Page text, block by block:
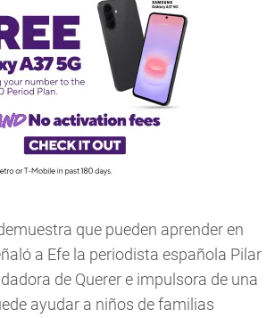
que pueden aprender en
a Efe la periodista española Pilar
de Querer e impulsora de una
ayudar a niños de familias